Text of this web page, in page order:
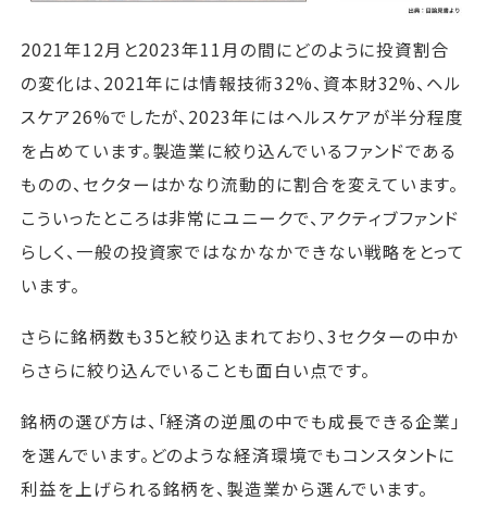
2021年12月と2023年11月の間にどのように投資割合
の変化は、2021年には情報技術32%、資本財32%、ヘル
スケア26%でしたが、2023年にはヘルスケアが半分程度
を占めています。製造業に絞り込んでいるファンドである
ものの、セクターはかなり流動的に割合を変えています。
こういったところは非常にユニークで、アクティブファンド
らしく、一般の投資家ではなかなかできない戦略をとって
います。
さらに銘柄数も35と絞り込まれており、3セクターの中か
らさらに絞り込んでいることも面白い点です。
銘柄の選び方は、「経済の逆風の中でも成長できる企業」
を選んでいます。どのような経済環境でもコンスタントに
利益を上げられる銘柄を、製造業から選んでいます。